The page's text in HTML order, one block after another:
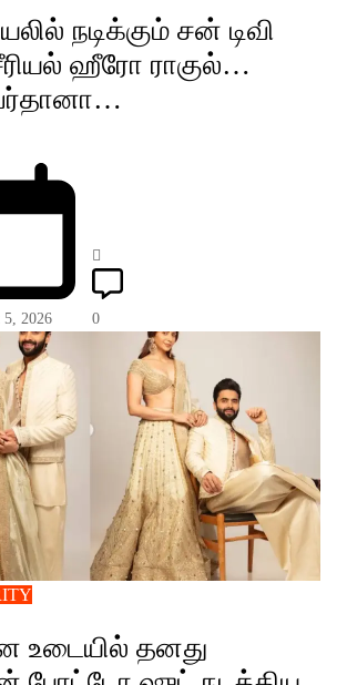
நடிக்கும் சன் டிவி
ஹீரோ ராகுல்…
5, 2026 0
உடையில் தனது